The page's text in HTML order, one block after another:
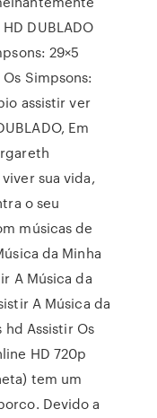
DUBLADO
29×5
Simpsons:
assistir ver
Em
sua vida,
o seu
músicas de
da Minha
A Música da
A Música da
Assistir Os
HD 720p
tem um
Devido a